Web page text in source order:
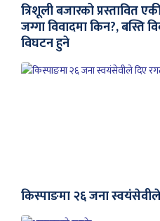
त्रिशूली बजारको प्रस्तावित
जग्गा विवादमा किन?, बस्ति
विघटन हुने
किस्पाङमा २६ जना